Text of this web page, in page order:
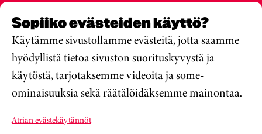
Sopiiko evästeiden käyttö?
Käytämme sivustollamme evästeitä, jotta saamme
hyödyllistä tietoa sivuston suorituskyvystä ja
käytöstä, tarjotaksemme videoita ja some-
ominaisuuksia sekä räätälöidäksemme mainontaa.
Atrian evästekäytännöt
Denmark
Vaihde +45 76 28 25 00
Atria Viro
Metsa str. 19, Valga
Estonia